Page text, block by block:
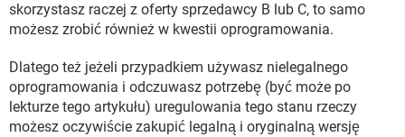
skorzystasz raczej z oferty sprzedawcy B lub C, to samo
możesz zrobić również w kwestii oprogramowania.
Dlatego też jeżeli przypadkiem używasz nielegalnego
oprogramowania i odczuwasz potrzebę (być może po
lekturze tego artykułu) uregulowania tego stanu rzeczy
możesz oczywiście zakupić legalną i oryginalną wersję